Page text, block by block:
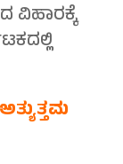
ವಿಹಾರಕ್ಕೆ